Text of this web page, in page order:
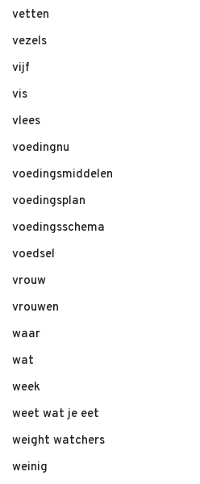
vetten
vezels
vijf
vis
vlees
voedingnu
voedingsmiddelen
voedingsplan
voedingsschema
voedsel
vrouw
vrouwen
waar
wat
week
weet wat je eet
weight watchers
weinig